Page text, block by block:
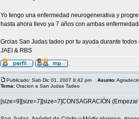
Yo tengo una enfermedad neurogenerativa y
hasta ahora llevo ya 7 años con ambas
Grcias San Judas tadeo por tu ayuda durante todos
JAEI & RBS
Publicado: Sab Dic 01, 2007 8:42 pm Asunto:
Tema: Oracion a San Judas Tadeo
[size=9][size=7][size=7]CONSAGRACIÓN